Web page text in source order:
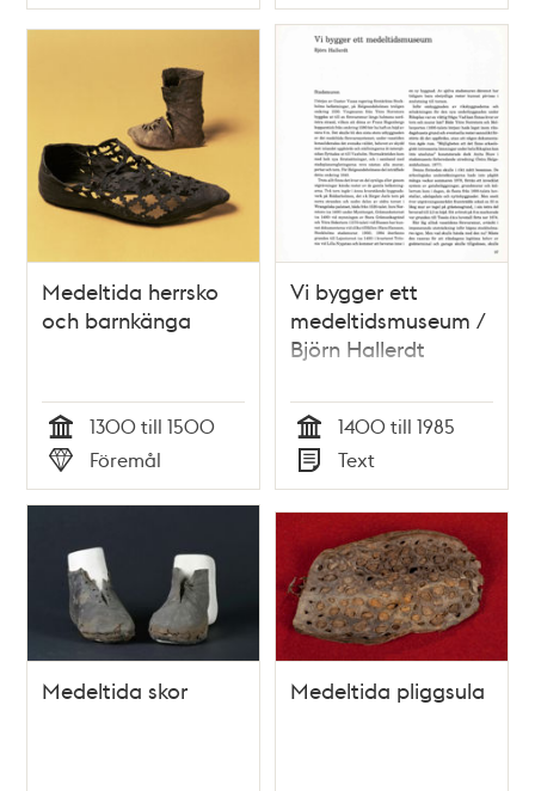
Typ Typ
Medeltida herrsko
och barnkänga
Tid
1300 till 1500
Typ
Föremål
Vi bygger ett
medeltidsmuseum /
Björn Hallerdt
Tid
1400 till 1985
Typ
Text
Medeltida skor Medeltida pliggsula